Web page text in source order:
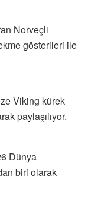
Norveçli
gösterileri ile
Viking kürek
paylaşılıyor.
Dünya
biri olarak